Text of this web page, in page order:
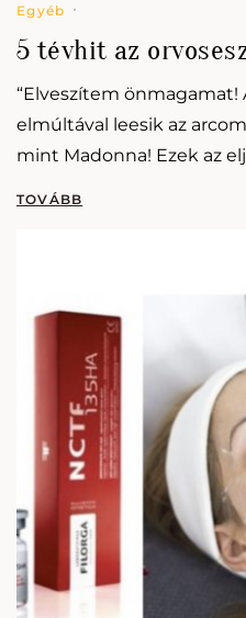
Egyéb
5 tévhit az
“Elveszítem önmagamat!
elmúltával leesik az
mint Madonna! Ezek az